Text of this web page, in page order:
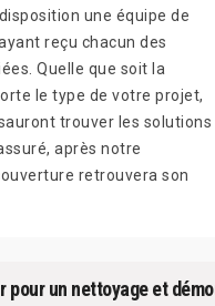
une équipe de
reçu chacun des
Quelle que soit la
le type de votre projet,
trouver les solutions
après notre
retrouvera son
pour un nettoyage et